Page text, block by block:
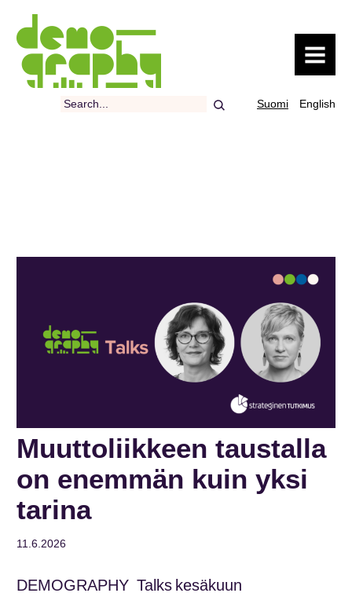
MENU
Search Suomi English
Muuttoliikkeen taustalla
on enemmän kuin yksi
tarina
11.6.2026
DEMOGRAPHY Talks kesäkuun